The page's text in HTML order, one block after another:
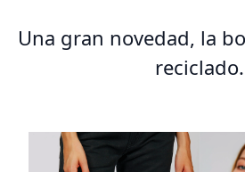
Una gran novedad, la
reciclado.